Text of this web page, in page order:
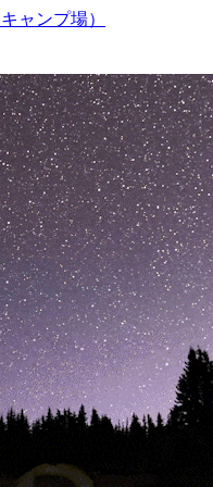
ャンプ場）